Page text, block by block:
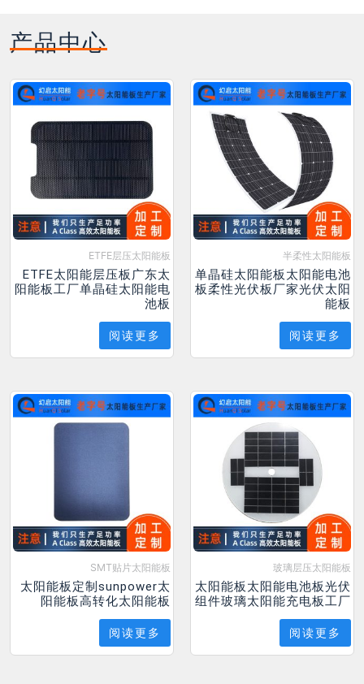
产品中心
ETFE层压太阳能板
ETFE太阳能层压板广东太
阳能板工厂单晶硅太阳能电
池板
阅读更多
半柔性太阳能板
单晶硅太阳能板太阳能电池
板柔性光伏板厂家光伏太阳
能板
阅读更多
SMT贴片太阳能板
太阳能板定制sunpower太
阳能板高转化太阳能板
阅读更多
玻璃层压太阳能板
太阳能板太阳能电池板光伏
组件玻璃太阳能充电板工厂
阅读更多